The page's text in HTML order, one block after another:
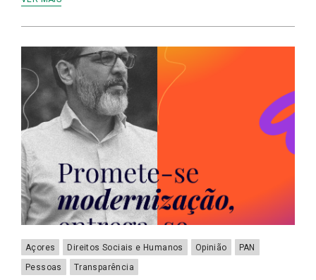
Açores Direitos Sociais e Humanos Opinião
PAN
Pessoas
Transparência